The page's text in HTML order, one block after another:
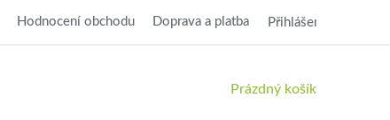
Hodnocení obchodu Doprava a platba Přihlášení
NÁKUPNÍ
Prázdný košík